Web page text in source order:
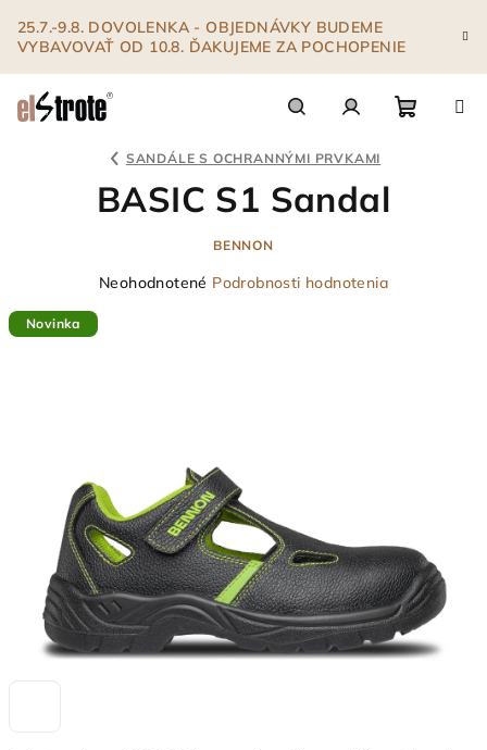
obsah
25.7.-9.8. DOVOLENKA - OBJEDNÁVKY BUDEME
VYBAVOVAŤ OD 10.8. ĎAKUJEME ZA POCHOPENIE
SANDÁLE S OCHRANNÝMI PRVKAMI
BASIC S1 Sandal
BENNON
Priemerné
produktu
Neohodnotené Podrobnosti hodnotenia
Novinka